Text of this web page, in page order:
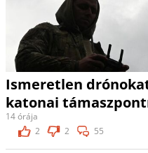
Ismeretlen
katonai
14 órája
2
2 55